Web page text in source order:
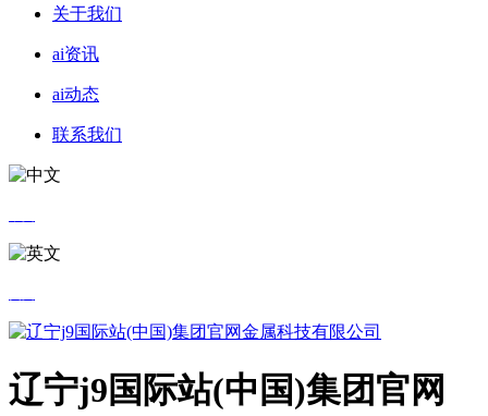
关于我们
ai资讯
ai动态
联系我们
辽宁j9国际站(中国)集团官网